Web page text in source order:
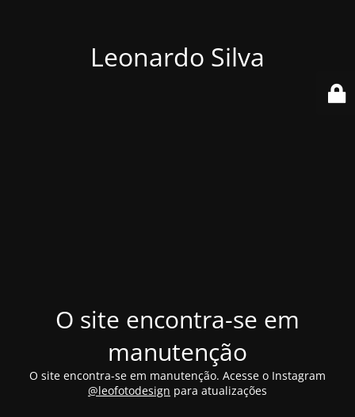
Leonardo Silva
O site encontra-se em
manutenção
O site encontra-se em manutenção. Acesse o Instagram
@leofotodesign para atualizações